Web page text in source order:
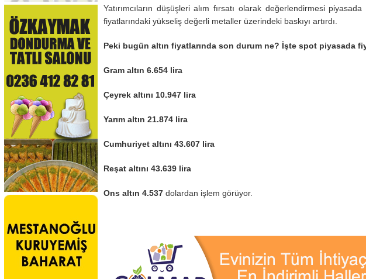
Yatırımcıların düşüşleri alım fırsatı olarak değerlendirmesi
fiyatlarındaki yükseliş değerli metaller üzerindeki baskıyı artırdı.
Peki bugün altın fiyatlarında son durum ne? İşte spot piyasada
Gram altın 6.654 lira
Çeyrek altını 10.947 lira
Yarım altın 21.874 lira
Cumhuriyet altını 43.607 lira
Reşat altını 43.639 lira
Ons altın 4.537 dolardan işlem görüyor.